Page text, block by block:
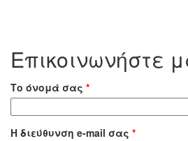
Επικοινωνήστε
Το όνομά σας *
Η διεύθυνση e-mail σας *